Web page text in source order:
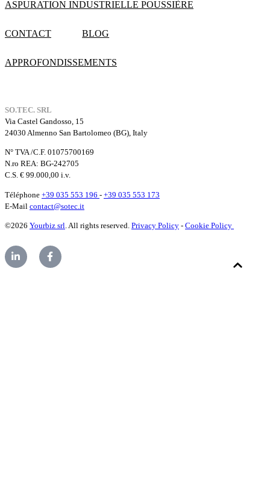
ASPURATION INDUSTRIELLE POUSSIÈRE
CONTACT BLOG
APPROFONDISSEMENTS
SO.TEC. SRL
Via Castel Gandosso, 15
24030 Almenno San Bartolomeo (BG), Italy
N° TVA /C.F. 01075700169
N.ro REA: BG-242705
C.S. € 99.000,00 i.v.
Téléphone +39 035 553 196 - +39 035 553 173
E-Mail contact@sotec.it
©2026 Yourbiz srl. All rights reserved. Privacy Policy - Cookie Policy